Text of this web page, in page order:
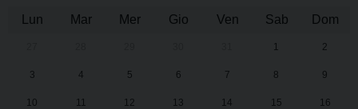
Lun
Mar Mer Gio Ven Sab Dom
1 2
3 4 5 6 7 8 9
10 11 12 13 14 15 16